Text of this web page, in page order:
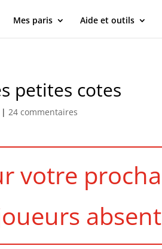
Mes paris Aide et outils
petites cotes
| 24 commentaires
votre